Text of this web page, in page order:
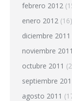
febrero 2012
enero 2012 (16)
diciembre 2011
noviembre 2011
octubre 2011
septiembre
agosto 2011